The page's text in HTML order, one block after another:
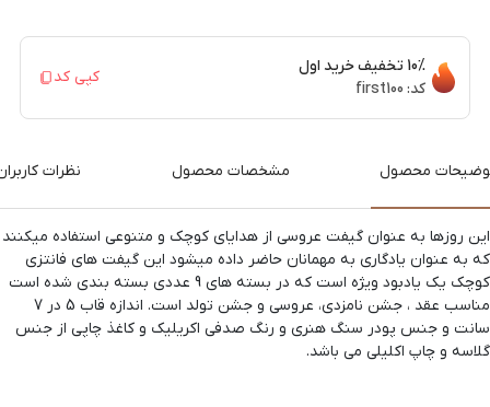
10% تخفیف خرید اول
کد: first100
کپی کد
محصول مشخصات محصول نظرات
این روزها به عنوان گیفت عروسی از هدایای کوچک و متنوعی استفاده میکنند
که به عنوان یادگاری به مهمانان حاضر داده میشود این گیفت های فانتزی
کوچک یک یادبود ویژه است که در بسته های 9 عددی بسته بندی شده است
مناسب عقد ، جشن نامزدی، عروسی و جشن تولد است. اندازه قاب 5 در 7
سانت و جنس پودر سنگ هنری و رنگ صدفی اکریلیک و کاغذ چاپی از جنس
گلاسه و چاپ اکلیلی می باشد.